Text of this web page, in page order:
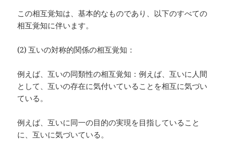
この相互覚知は、基本的なものであり、以下のすべての
相互覚知に伴います。
(2) 互いの対称的関係の相互覚知：
例えば、互いの同類性の相互覚知：例えば、互いに人間
として、互いの存在に気付いていることを相互に気づい
ている。
例えば、互いに同一の目的の実現を目指していること
に、互いに気づいている。